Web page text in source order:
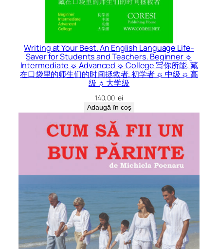
Writing at Your Best. An English Language Life-
Saver for Students and Teachers. Beginner ☼
Intermediate ☼ Advanced ☼ College 写你所能. 藏
在口袋里的师生们的时间拯救者. 初学者 ☼ 中级 ☼ 高
级 ☼ 大学级
140,00 lei
Adaugă în coș